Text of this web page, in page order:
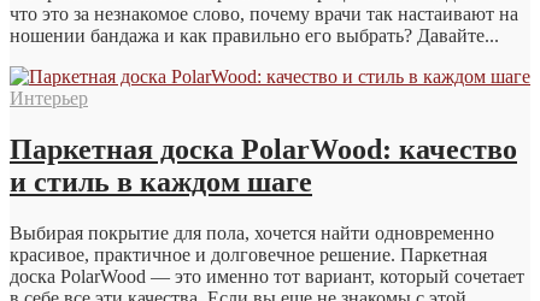
что это за незнакомое слово, почему врачи так настаивают на
ношении бандажа и как правильно его выбрать? Давайте...
Интерьер
Паркетная доска PolarWood: качество
и стиль в каждом шаге
Выбирая покрытие для пола, хочется найти одновременно
красивое, практичное и долговечное решение. Паркетная
доска PolarWood — это именно тот вариант, который сочетает